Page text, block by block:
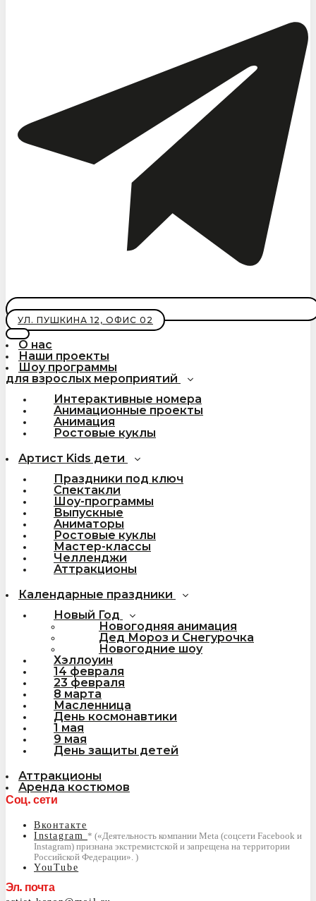
УЛ. ПУШКИНА 12, ОФИС 02
О нас
Наши проекты
Шоу программы
для взрослых мероприятий
Интерактивные номера
Анимационные проекты
Анимация
Ростовые куклы
Артист Kids дети
Праздники под ключ
Спектакли
Шоу-программы
Выпускные
Аниматоры
Ростовые куклы
Мастер-классы
Челленджи
Аттракционы
Календарные праздники
Новый Год
Новогодняя анимация
Дед Мороз и Снегурочка
Новогодние шоу
Хэллоуин
14 февраля
23 февраля
8 марта
Масленница
День космонавтики
1 мая
9 мая
День защиты детей
Аттракционы
Аренда костюмов
Соц. сети
Вконтакте
Instagram
YouTube
Эл. почта